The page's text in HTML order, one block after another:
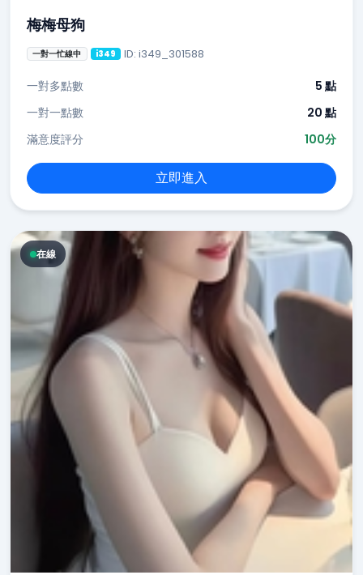
梅梅母狗
一對一忙線中 i349 ID: i349_301588
一對多點數
5 點
一對一點數
20 點
滿意度評分
100分
立即進入
在線